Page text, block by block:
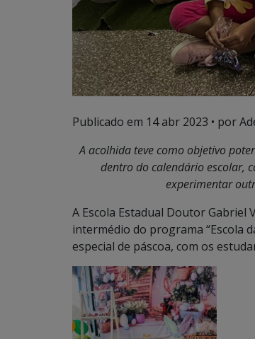
Publicado em 14 abr 2023 • por
A acolhida teve como objetivo
dentro do calendário escolar,
experimentar
A Escola Estadual Doutor
intermédio do programa “Escola
especial de páscoa, com os